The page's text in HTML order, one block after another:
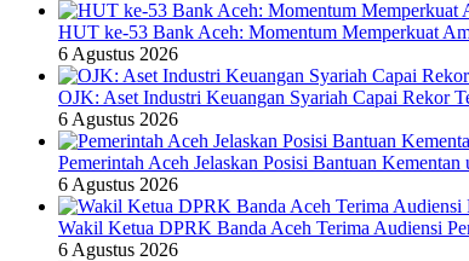
HUT ke-53 Bank Aceh: Momentum Memperkuat
6 Agustus 2026
OJK: Aset Industri Keuangan Syariah Capai Rekor
6 Agustus 2026
Pemerintah Aceh Jelaskan Posisi Bantuan
6 Agustus 2026
Wakil Ketua DPRK Banda Aceh Terima Audiensi
6 Agustus 2026